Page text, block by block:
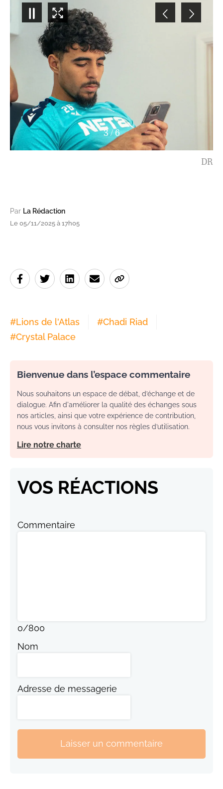
3/6
DR
Par La Rédaction
Le 05/11/2025 à 17h05
#Lions de l'Atlas #Chadi Riad
#Crystal Palace
Bienvenue dans l’espace commentaire
Nous souhaitons un espace de débat, d’échange et de
dialogue. Afin d'améliorer la qualité des échanges sous
nos articles, ainsi que votre expérience de contribution,
nous vous invitons à consulter nos règles d’utilisation.
Lire notre charte
VOS RÉACTIONS
Commentaire
0/800
Nom
Adresse de messagerie
Laisser un commentaire